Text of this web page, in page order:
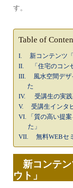
す。
Table of
新コンテンツ「
「住宅のコン
風水空間デザ
た
受講生の実践
受講生インタ
「質の高い提
た」
無料WEBセ
新コンテ
ウト」